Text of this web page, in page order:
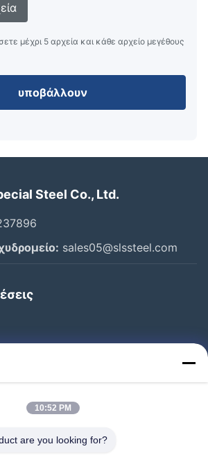
μέχρι 5 αρχεία και κάθε αρχείο μεγέθους
υποβάλλουν
Steel Co., Ltd.
sales05@slssteel.com
10:52 PM
are you looking for?